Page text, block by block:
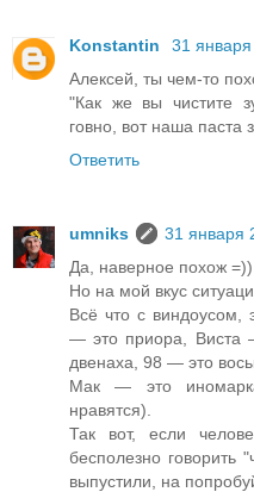
Konstantin
31 января
Алексей, ты чем-то
"Как же вы чистите
говно, вот наша паста
Ответить
umniks
31 января
Да, наверное похож =))
Но на мой вкус
Всё что с виндоусом,
— это приора, Виста
двенаха, 98 — это
Мак — это
нравятся).
Так вот, если
бесполезно говорить
выпустили, на